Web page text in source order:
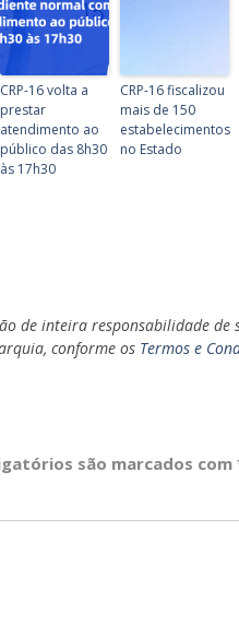
CRP-16 volta a
prestar
atendimento ao
público das 8h30
às 17h30
CRP-16 fiscalizou
mais de 150
estabelecimentos
no Estado
de inteira responsabilidade
conforme os Termos e
são marcados com